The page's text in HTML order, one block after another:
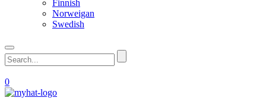
Finnish
Norweigan
Swedish
0